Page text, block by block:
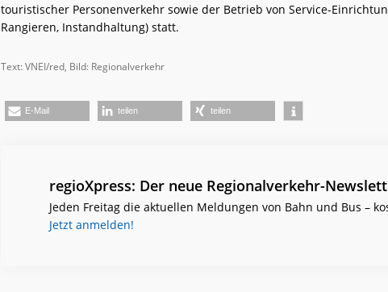
touristischer Personenverkehr sowie der Betrieb von Service-
Rangieren, Instandhaltung) statt.
Text: VNEI/red, Bild: Regionalverkehr
E-Mail teilen teilen
regioXpress: Der neue Regionalverkehr-
Jeden Freitag die aktuellen Meldungen von Bahn und Bus –
Jetzt anmelden!